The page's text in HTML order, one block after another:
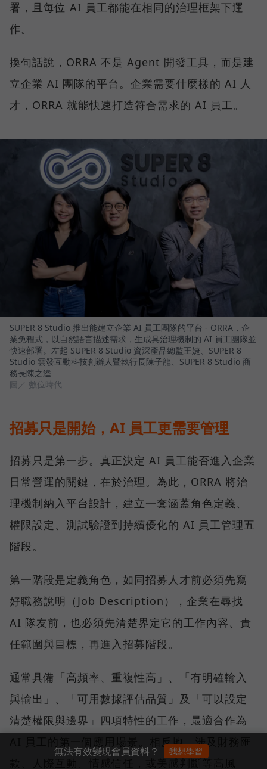
署，且每位 AI 員工都能在相同的治理框架下運
作。
換句話說，ORRA 不是 Agent 開發工具，而是建
立企業 AI 團隊的平台。企業需要什麼樣的 AI 人
才，ORRA 就能快速打造符合需求的 AI 員工。
SUPER 8 Studio 推出能建立企業 AI 員工團隊的平台 - ORRA，企
業免程式，以自然語言描述需求，生成具治理機制的 AI 員工團隊並
快速部署。左起 SUPER 8 Studio 資深產品總監王婕、SUPER 8
Studio 雲發互動科技創辦人暨執行長陳子龍、SUPER 8 Studio 商
務長陳之逵
圖／ 數位時代
招募只是開始，AI 員工更需要管理
招募只是第一步。真正決定 AI 員工能否進入企業
日常營運的關鍵，在於治理。為此，ORRA 將治
理機制納入平台設計，建立一套涵蓋角色定義、
權限設定、測試驗證到持續優化的 AI 員工管理五
階段。
第一階段是定義角色，如同招募人才前必須先寫
好職務說明（Job Description），企業在尋找
AI 隊友前，也必須先清楚界定它的工作內容、責
任範圍與目標，再進入招募階段。
通常具備「高頻率、重複性高」、「有明確輸入
與輸出」、「可用數據評估品質」及「可以設定
清楚權限與邊界」四項特性的工作，最適合作為
AI 員工的第一個應用場景。相反地，涉及財務匯
無法有效變現會員資料？ 我想學習